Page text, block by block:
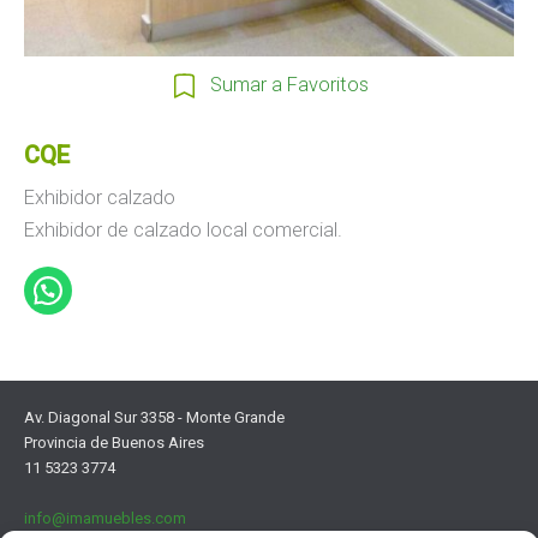
Sumar a Favoritos
CQE
Exhibidor calzado
Exhibidor de calzado local comercial.
Av. Diagonal Sur 3358 - Monte Grande
Provincia de Buenos Aires
11 5323 3774
info@imamuebles.com